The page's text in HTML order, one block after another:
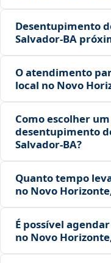
Desentupimento
Salvador‑BA
O atendimento
local no Novo
Como escolher
desentupimento
Salvador‑BA?
Quanto tempo
no Novo
É possível
no Novo